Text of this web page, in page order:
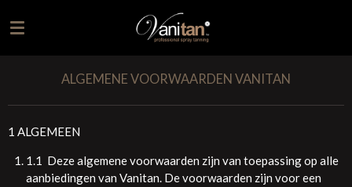
direct
hoofdinhoudALGEMENE VOORWAARDEN VANITAN
1 ALGEMEEN
1.1 Deze algemene voorwaarden zijn van toepassing op alle
aanbiedingen van Vanitan. De voorwaarden zijn voor een